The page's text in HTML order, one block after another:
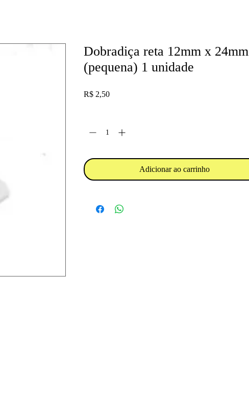
Dobradiça reta 12mm x 24mm
(pequena) 1 unidade
R$ 2,50Preço
Adicionar ao carrinho